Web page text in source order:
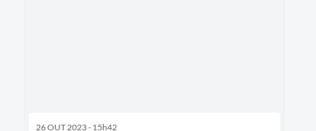
26 OUT 2023 - 15h42